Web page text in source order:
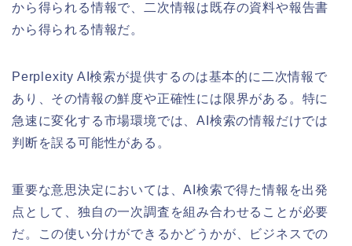
から得られる情報で、二次情報は既存の資料や報告書
から得られる情報だ。
Perplexity AI検索が提供するのは基本的に二次情報で
あり、その情報の鮮度や正確性には限界がある。特に
急速に変化する市場環境では、AI検索の情報だけでは
判断を誤る可能性がある。
重要な意思決定においては、AI検索で得た情報を出発
点として、独自の一次調査を組み合わせることが必要
だ。この使い分けができるかどうかが、ビジネスでの